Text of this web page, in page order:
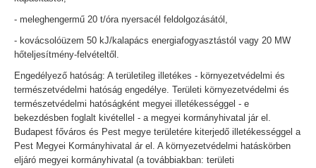
- meleghengermű 20 t/óra nyersacél feldolgozásától,
- kovácsolóüzem 50 kJ/kalapács energiafogyasztástól vagy 20 MW
hőteljesítmény-felvételtől.
Engedélyező hatóság: A területileg illetékes - környezetvédelmi és
természetvédelmi hatóság engedélye. Területi környezetvédelmi és
természetvédelmi hatóságként megyei illetékességgel - e
bekezdésben foglalt kivétellel - a megyei kormányhivatal jár el.
Budapest főváros és Pest megye területére kiterjedő illetékességgel a
Pest Megyei Kormányhivatal ár el. A környezetvédelmi hatáskörben
eljáró megyei kormányhivatal (a továbbiakban: területi